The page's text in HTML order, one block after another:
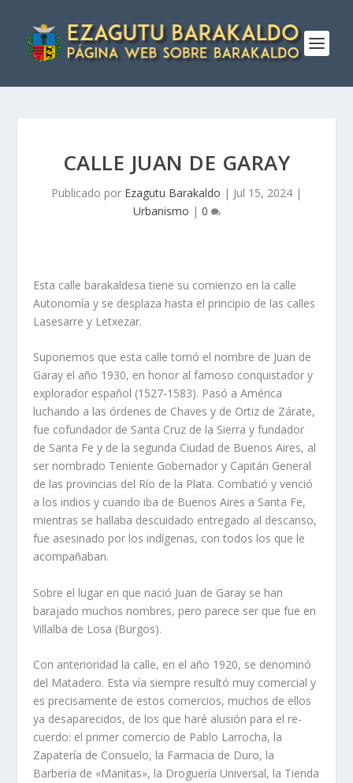
CALLE JUAN DE GARAY
Publicado por Ezagutu Barakaldo | Jul 15, 2024 |
Urbanismo | 0
Esta calle barakaldesa tiene su comienzo en la calle
Autonomía y se desplaza hasta el principio de las calles
Lasesarre y Letxezar.
Suponemos que esta calle tomó el nombre de Juan de
Garay el año 1930, en honor al famoso conquistador y
explorador español (1527-1583). Pasó a América
luchando a las órdenes de Chaves y de Ortiz de Zárate,
fue cofundador de Santa Cruz de la Sierra y fundador
de Santa Fe y de la se­gunda Ciudad de Buenos Aires, al
ser nombrado Teniente Gobernador y Capitán General
de las provincias del Río de la Plata. Combatió y venció
a los indios y cuando iba de Buenos Aires a Santa Fe,
mientras se hallaba descuidado entregado al descanso,
fue asesinado por los indígenas, con to­dos los que le
acompañaban.
Sobre el lugar en que nació Juan de Garay se han
barajado muchos nombres, pero parece ser que fue en
Villalba de Losa (Burgos).
Con anterioridad la calle, en el año 1920, se denominó
del Matadero. Esta vía siempre resultó muy comercial y
es precisamente de estos comer­cios, muchos de ellos
ya desaparecidos, de los que haré alusión para el re­
cuerdo: el primer comercio de Pablo Larrocha, la
Zapatería de Consuelo, la Farmacia de Duro, la
Barbería de «Manitas», la Droguería Universal, la Tienda